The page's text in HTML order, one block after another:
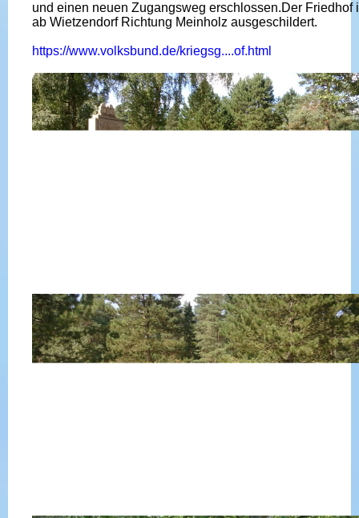
und einen neuen Zugangsweg erschlossen.Der Friedhof
ab Wietzendorf Richtung Meinholz ausgeschildert.
https://www.volksbund.de/kriegsg....of.html